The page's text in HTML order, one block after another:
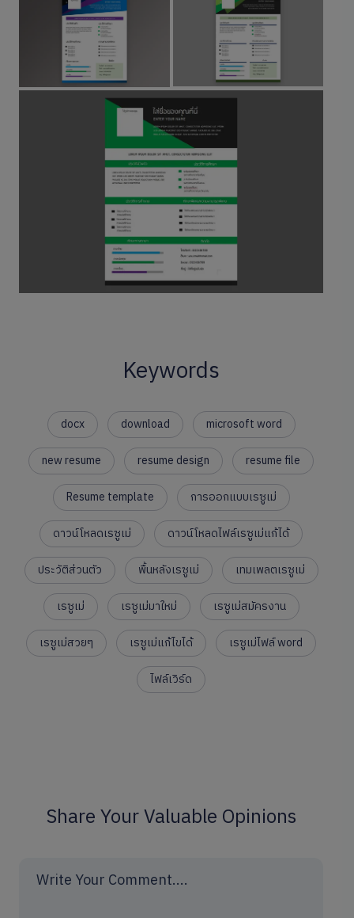
Keywords
docx download
microsoft word
new resume
resume design
resume file
Resume template
การออกแบบเรซูเม่
ดาวน์โหลดเรซูเม่
ดาวน์โหลดไฟล์เรซูเม่แก้ได้
ประวัติส่วนตัว
พื้นหลังเรซูเม่
เทมเพลตเรซูเม่
เรซูเม่
เรซูเม่มาใหม่
เรซูเม่สมัครงาน
เรซูเม่สวยๆ
เรซูเม่แก้ไขได้
เรซูเม่ไฟล์ word
ไฟล์เวิร์ด
Share Your Valuable Opinions